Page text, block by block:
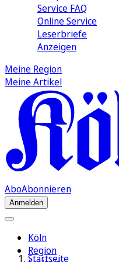
Service FAQ
Online Service
Leserbriefe
Anzeigen
Meine Region
Meine Artikel
AboAbonnieren
Anmelden
Köln
Region
Startseite